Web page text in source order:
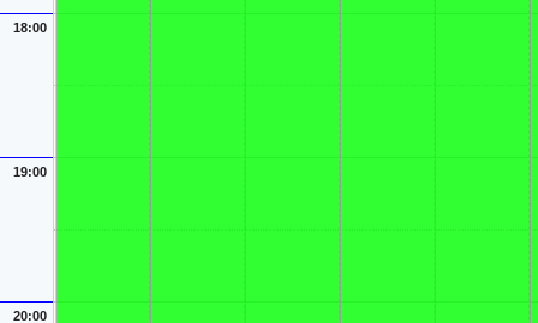
18:00
19:00
20:00